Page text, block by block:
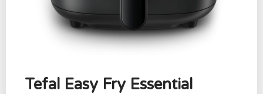
Tefal Easy Fry Essential